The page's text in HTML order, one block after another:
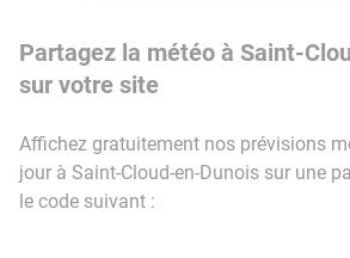
Partagez la météo à Saint-
sur votre site
Affichez gratuitement nos prévisions
jour à Saint-Cloud-en-Dunois sur une
le code suivant :